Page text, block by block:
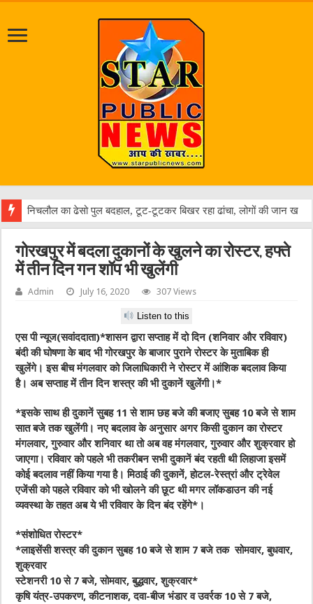
जलभराव
गोरखपुर में बदला दुकानों के खुलने का रोस्‍टर, हफ्ते
में तीन दिन गन शॉप भी खुलेंगी
Admin July 16, 2020 307 Views
Listen to this
एस पी न्यूज(सवांददाता)*शासन द्वारा सप्ताह में दो दिन (शनिवार और रविवार)
बंदी की घोषणा के बाद भी गोरखपुर के बाजार पुराने रोस्टर के मुताबिक ही
खुलेंगे। इस बीच मंगलवार को जिलाधिकारी ने रोस्टर में आंशिक बदलाव किया
है। अब सप्ताह में तीन दिन शस्त्र की भी दुकानें खुलेंगी।*
*इसके साथ ही दुकानें सुबह 11 से शाम छह बजे की बजाए सुबह 10 बजे से शाम
सात बजे तक खुलेंगी। नए बदलाव के अनुसार अगर किसी दुकान का रोस्टर
मंगलवार, गुरुवार और शनिवार था तो अब वह मंगलवार, गुरुवार और शुक्रवार हो
जाएगा। रविवार को पहले भी तकरीबन सभी दुकानें बंद रहती थी लिहाजा इसमें
कोई बदलाव नहीं किया गया है। मिठाई की दुकानें, होटल-रेस्त्रां और ट्रेवेल
एजेंसी को पहले रविवार को भी खोलने की छूट थी मगर लॉकडाउन की नई
व्यवस्था के तहत अब ये भी रविवार के दिन बंद रहेंगे*।
*संशोधित रोस्टर*
*लाइसेंसी शस्त्र की दुकान सुबह 10 बजे से शाम 7 बजे तक सोमवार, बुधवार,
शुक्रवार
स्टेशनरी 10 से 7 बजे, सोमवार, बुद्धवार, शुक्रवार*
कृषि यंत्र-उपकरण, कीटनाशक, दवा-बीज भंडार व उवर्रक 10 से 7 बजे,